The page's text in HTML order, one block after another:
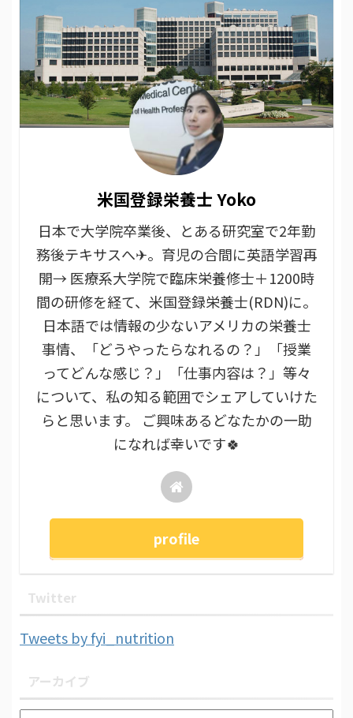
米国登録栄養士 Yoko
日本で大学院卒業後、とある研究室で2年勤
務後テキサスへ✈。育児の合間に英語学習再
開→ 医療系大学院で臨床栄養修士＋1200時
間の研修を経て、米国登録栄養士(RDN)に。
日本語では情報の少ないアメリカの栄養士
事情、「どうやったらなれるの？」「授業
ってどんな感じ？」「仕事内容は？」等々
について、私の知る範囲でシェアしていけた
らと思います。 ご興味あるどなたかの一助
になれば幸いです🍀
profile
Twitter
Tweets by fyi_nutrition
アーカイブ